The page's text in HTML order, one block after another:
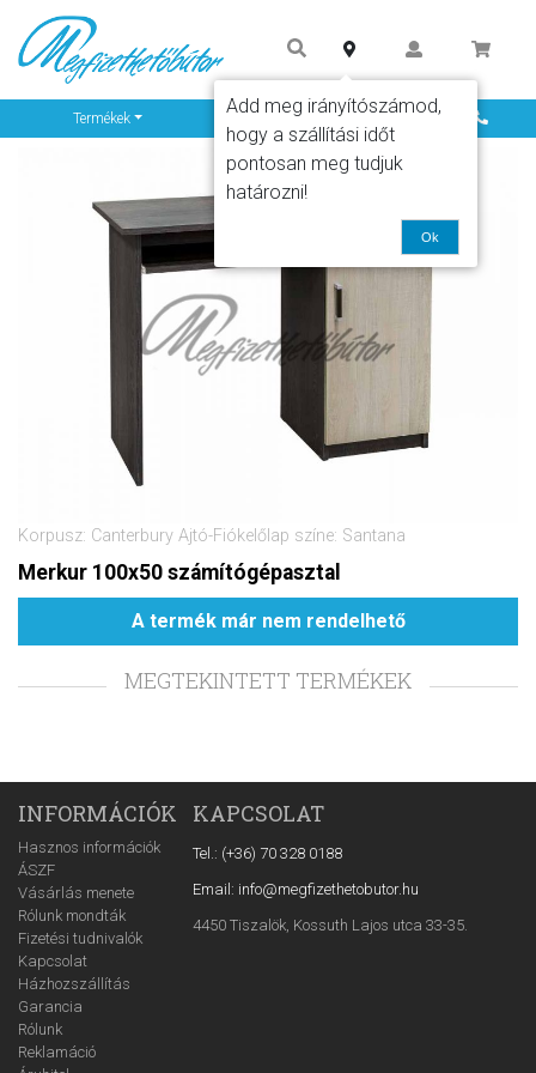
Termékek Info
Korpusz: Canterbury Ajtó-Fiókelőlap színe: Santana
Merkur 100x50 számítógépasztal
A termék már nem rendelhető
MEGTEKINTETT TERMÉKEK
INFORMÁCIÓK
Hasznos információk
ÁSZF
Vásárlás menete
Rólunk mondták
Fizetési tudnivalók
Kapcsolat
Házhozszállítás
Garancia
Rólunk
Reklamáció
KAPCSOLAT
Tel.: (+36) 70 328 0188
Email: info@megfizethetobutor.hu
4450 Tiszalök, Kossuth Lajos utca 33-35.
Add meg irányítószámod,
hogy a szállítási időt
pontosan meg tudjuk
határozni!
Ok